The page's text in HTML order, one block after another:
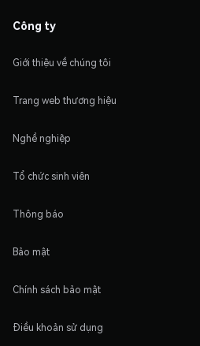
Công ty
Giới thiệu về chúng tôi
Trang web thương hiệu
Nghề nghiệp
Tổ chức sinh viên
Thông báo
Bảo mật
Chính sách bảo mật
Điều khoản sử dụng